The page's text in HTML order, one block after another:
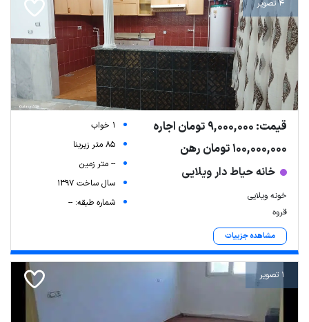
4 تصویر
قیمت: 9,000,000 تومان اجاره
100,000,000 تومان رهن
خانه حیاط دار ویلایی
خونه ویلایی
قروه
مشاهده جزییات
1 خواب
85 متر زیربنا
-- متر زمین
سال ساخت 1397
شماره طبقه: --
1 تصویر